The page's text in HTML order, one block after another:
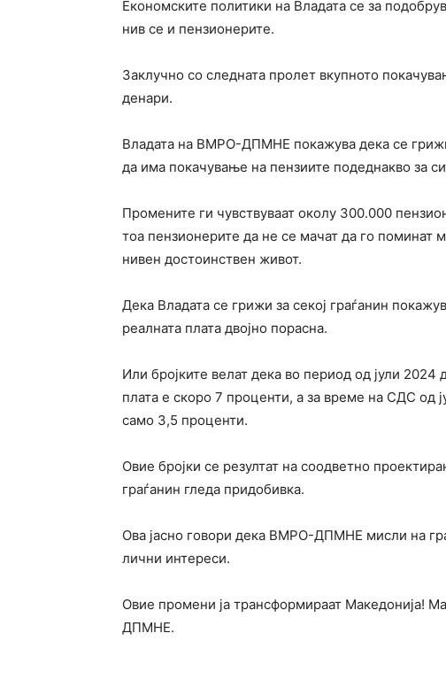
Економските политики на Владата се за
нив се и пензионерите.
Заклучно со следната пролет вкупното
денари.
Владата на ВМРО-ДПМНЕ покажува дека се грижи
да има покачување на пензиите подеднакво за
Промените ги чувствуваат околу 300.000
тоа пензионерите да не се мачат да го поминат
нивен достоинствен живот.
Дека Владата се грижи за секој граѓанин
реалната плата двојно порасна.
Или бројките велат дека во период од јули 2024
плата е скоро 7 проценти, а за време на СДС од
само 3,5 проценти.
Овие бројки се резултат на соодветно
граѓанин гледа придобивка.
Ова јасно говори дека ВМРО-ДПМНЕ мисли на
лични интереси.
Овие промени ја трансформираат Македонија!
ДПМНЕ.